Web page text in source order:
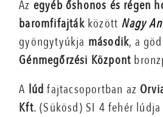
Az egyéb őshonos és régen
baromfifajtákközött Nagy
gyöngytyúkja második, a
Génmegőrzési Központ
A lúd fajtacsoportban az
Kft. (Sükösd) SI 4 fehér lúdja